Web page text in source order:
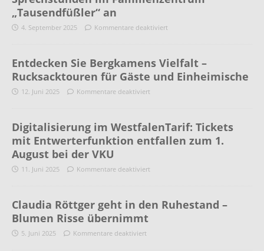
„Tausendfüßler“ an
4. September 2025 Kommentare deaktiviert
Entdecken Sie Bergkamens Vielfalt –
Rucksacktouren für Gäste und Einheimische
12. Juni 2025 Kommentare deaktiviert
Digitalisierung im WestfalenTarif: Tickets
mit Entwerterfunktion entfallen zum 1.
August bei der VKU
11. Juni 2025 Kommentare deaktiviert
Claudia Röttger geht in den Ruhestand –
Blumen Risse übernimmt
5. Juni 2025 Kommentare deaktiviert